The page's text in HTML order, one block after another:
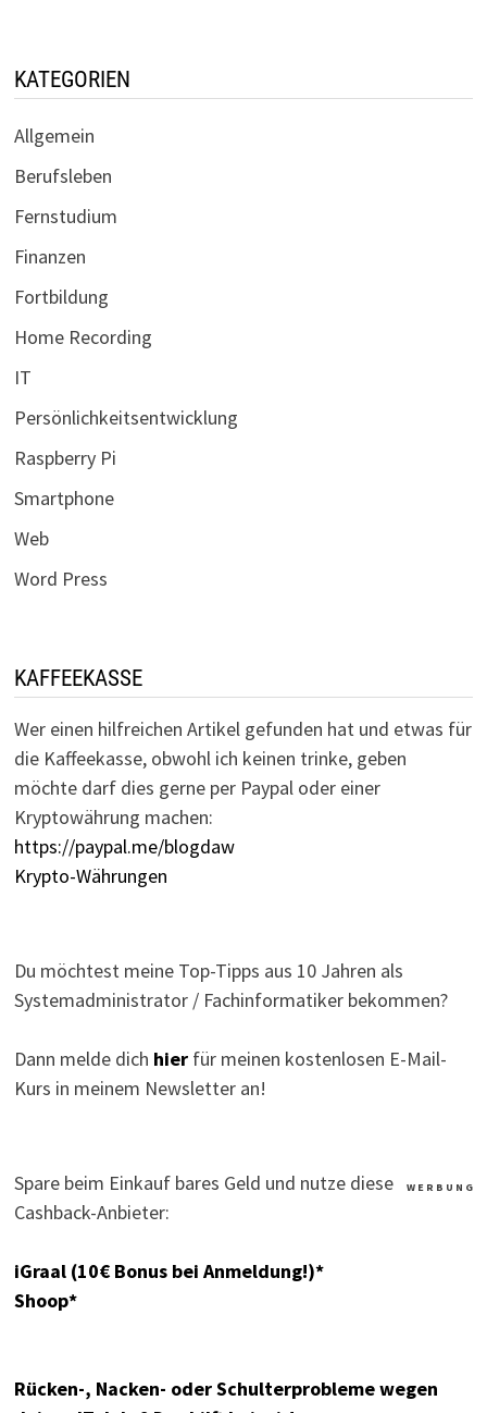
KATEGORIEN
Allgemein
Berufsleben
Fernstudium
Finanzen
Fortbildung
Home Recording
IT
Persönlichkeitsentwicklung
Raspberry Pi
Smartphone
Web
Word Press
KAFFEEKASSE
Wer einen hilfreichen Artikel gefunden hat und etwas für
die Kaffeekasse, obwohl ich keinen trinke, geben
möchte darf dies gerne per Paypal oder einer
Kryptowährung machen:
https://paypal.me/blogdaw
Krypto-Währungen
Du möchtest meine Top-Tipps aus 10 Jahren als
Systemadministrator / Fachinformatiker bekommen?
Dann melde dich hierfür meinen kostenlosen E-Mail-
Kurs in meinem Newsletter an!
W E R B U N G
Spare beim Einkauf bares Geld und nutze diese
Cashback-Anbieter:
iGraal (10€ Bonus bei Anmeldung!)*
Shoop*
Rücken-, Nacken- oder Schulterprobleme wegen